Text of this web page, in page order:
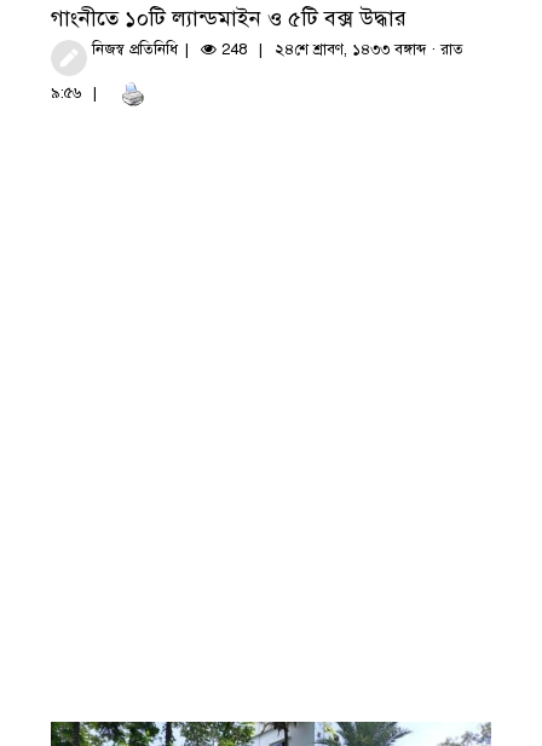
গাংনীতে ১০টি ল্যান্ডমাইন ও ৫টি বক্স উদ্ধার
নিজস্ব প্রতিনিধি 248 ২৪শে শ্রাবণ, ১৪৩৩ বঙ্গাব্দ · রাত
৯:৫৬